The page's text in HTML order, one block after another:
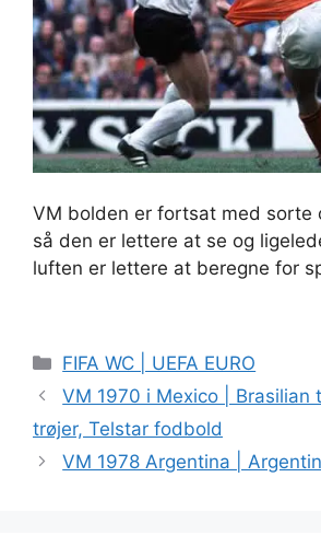
VM bolden er fortsat med sorte
så den er lettere at se og
luften er lettere at beregne for
Kategorier
FIFA WC | UEFA EURO
VM 1970 i Mexico | Brasilian
trøjer, Telstar fodbold
VM 1978 Argentina |